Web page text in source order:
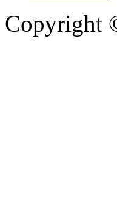
Copyright